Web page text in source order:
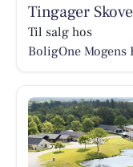
Tingager
Til salg hos
BoligOne Mogens